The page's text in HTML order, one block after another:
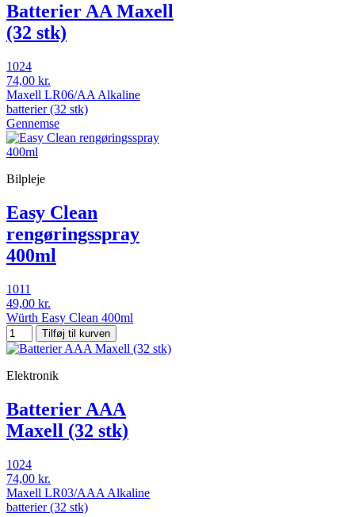
Batterier AA Maxell
(32 stk)
1024
74,00 kr.
Maxell LR06/AA Alkaline
batterier (32 stk)
Gennemse
Bilpleje
Easy Clean
rengøringsspray
400ml
1011
49,00 kr.
Würth Easy Clean 400ml
Tilføj til kurven
Elektronik
Batterier AAA
Maxell (32 stk)
1024
74,00 kr.
Maxell LR03/AAA Alkaline
batterier (32 stk)